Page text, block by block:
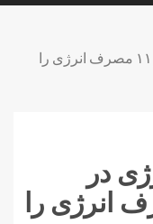
قابلیت تازه ذخیره انرژی در نسخه ویندوز ۱۱ مصرف انرژی را
در
۱۱ مصرف انرژی را